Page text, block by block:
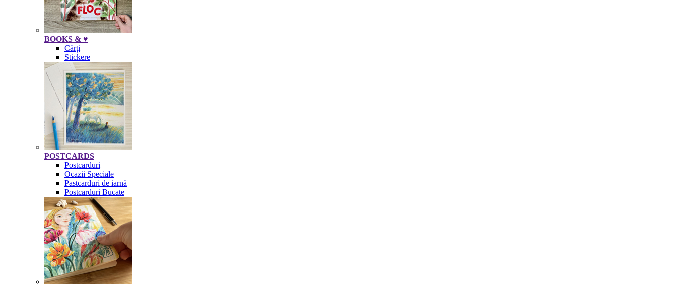
BOOKS & ♥
Cărți
Stickere
POSTCARDS
Postcarduri
Ocazii Speciale
Pastcarduri de iarnă
Postcarduri Bucate